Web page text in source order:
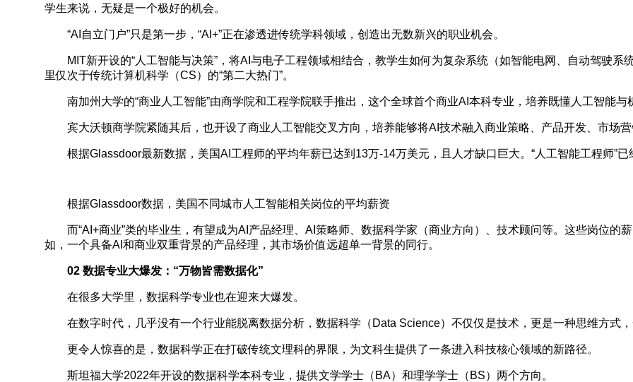
学生来说，无疑是一个极好的机会。
“AI自立门户”只是第一步，“AI+”正在渗透进传统学科领域，创造出无数新兴的职业机会。
MIT新开设的“人工智能与决策”，将AI与电子工程领域相结合，教学生如何为复杂系统（如智能电网、自动驾驶系
里仅次于传统计算机科学（CS）的“第二大热门”。
南加州大学的“商业人工智能”由商学院和工程学院联手推出，这个全球首个商业AI本科专业，培养既懂人工智能与
宾大沃顿商学院紧随其后，也开设了商业人工智能交叉方向，培养能够将AI技术融入商业策略、产品开发、市场
根据Glassdoor最新数据，美国AI工程师的平均年薪已达到13万-14万美元，且人才缺口巨大。“人工智能工程师”已
根据Glassdoor数据，美国不同城市人工智能相关岗位的平均薪资
而“AI+商业”类的毕业生，有望成为AI产品经理、AI策略师、数据科学家（商业方向）、技术顾问等。这些岗位的
如，一个具备AI和商业双重背景的产品经理，其市场价值远超单一背景的同行。
02 数据专业大爆发：“万物皆需数据化”
在很多大学里，数据科学专业也在迎来大爆发。
在数字时代，几乎没有一个行业能脱离数据分析，数据科学（Data Science）不仅仅是技术，更是一种思维方式
更令人惊喜的是，数据科学正在打破传统文理科的界限，为文科生提供了一条进入科技核心领域的新路径。
斯坦福大学2022年开设的数据科学本科专业，提供文学学士（BA）和理学学士（BS）两个方向。